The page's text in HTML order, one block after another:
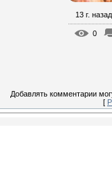
13 г. назад
0
Добавлять комментарии
[